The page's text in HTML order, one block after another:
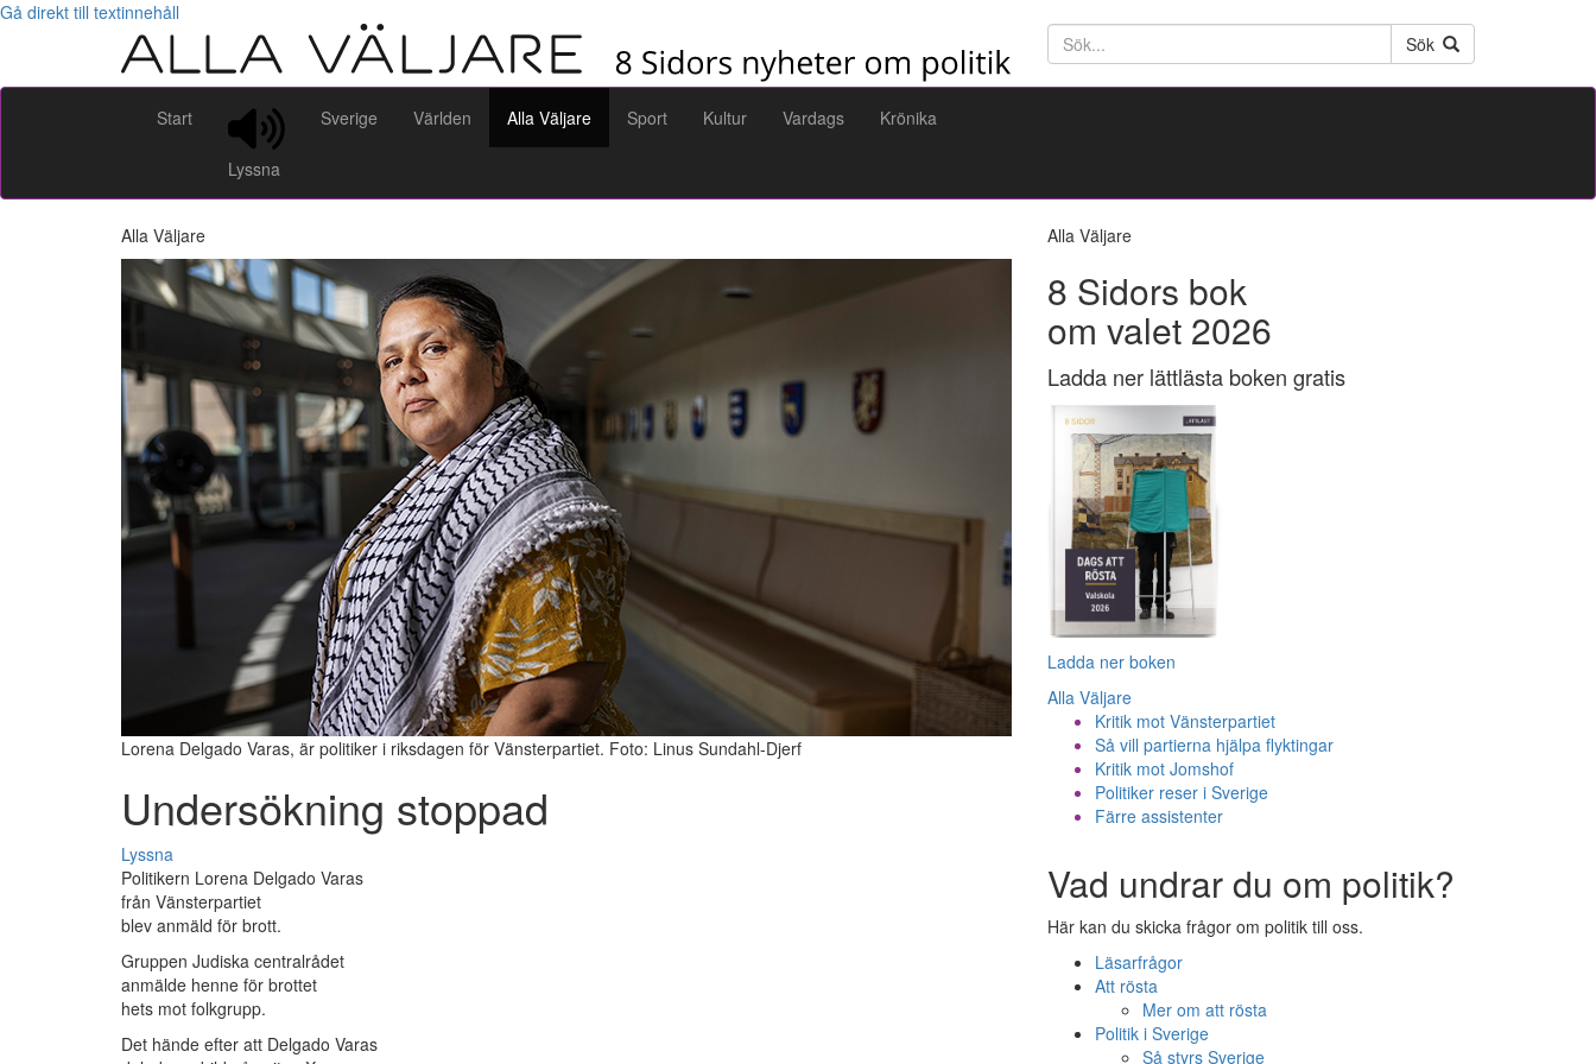
Gå direkt till textinnehåll
Söktext
Sök
Start
Lyssna
Sverige Världen Alla Väljare Sport Kultur Vardags Krönika
Alla Väljare
Lorena Delgado Varas, är politiker i riksdagen för Vänsterpartiet. Foto: Linus Sundahl-Djerf
Undersökning stoppad
Lyssna
Politikern Lorena Delgado Varas
från Vänsterpartiet
blev anmäld för brott.
Gruppen Judiska centralrådet
anmälde henne för brottet
hets mot folkgrupp.
Det hände efter att Delgado Varas
Alla Väljare
8 Sidors bok
om valet 2026
Ladda ner lättlästa boken gratis
Ladda ner boken
Alla Väljare
Kritik mot Vänsterpartiet
Så vill partierna hjälpa flyktingar
Kritik mot Jomshof
Politiker reser i Sverige
Färre assistenter
Vad undrar du om politik?
Här kan du skicka frågor om politik till oss.
Läsarfrågor
Att rösta
Mer om att rösta
Politik i Sverige
Så styrs Sverige